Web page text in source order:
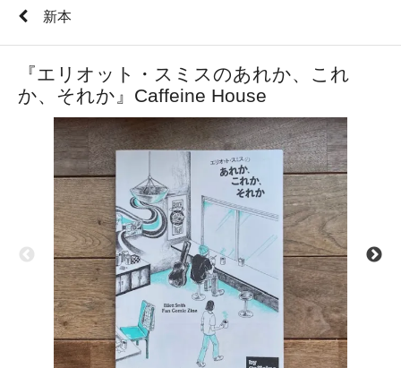
新本
『エリオット・スミスのあれか、これ
か、それか』Caffeine House